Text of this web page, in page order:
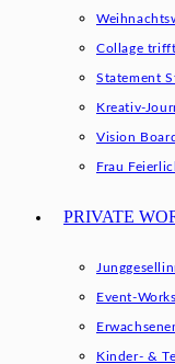
Collage
Statement
Kreativ-
Vision
Frau
PRIVATE
Event-
Kinder- &